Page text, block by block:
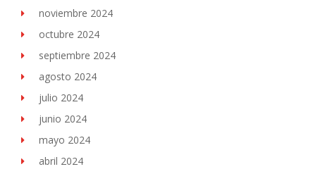
noviembre 2024
octubre 2024
septiembre 2024
agosto 2024
julio 2024
junio 2024
mayo 2024
abril 2024